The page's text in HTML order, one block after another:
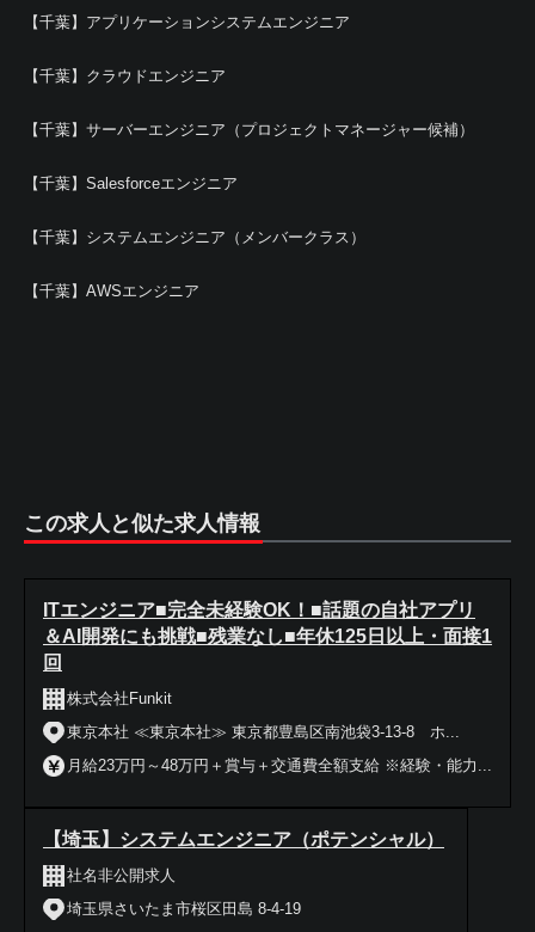
【千葉】アプリケーションシステムエンジニア
【千葉】クラウドエンジニア
【千葉】サーバーエンジニア（プロジェクトマネージャー候補）
【千葉】Salesforceエンジニア
【千葉】システムエンジニア（メンバークラス）
【千葉】AWSエンジニア
この求人と似た求人情報
ITエンジニア■完全未経験OK！■話題の自社アプリ
＆AI開発にも挑戦■残業なし■年休125日以上・面接1
回
株式会社Funkit
東京本社 ≪東京本社≫ 東京都豊島区南池袋3-13-8 ホ...
月給23万円～48万円＋賞与＋交通費全額支給 ※経験・能力...
【埼玉】システムエンジニア（ポテンシャル）
社名非公開求人
埼玉県さいたま市桜区田島 8-4-19